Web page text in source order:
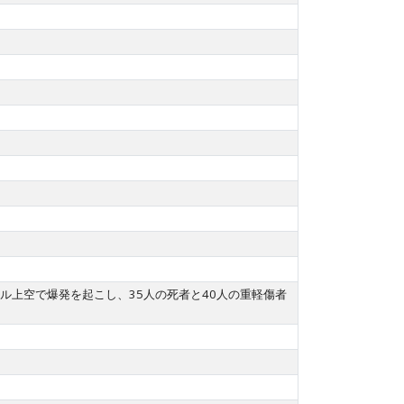
上空で爆発を起こし、35人の死者と40人の重軽傷者